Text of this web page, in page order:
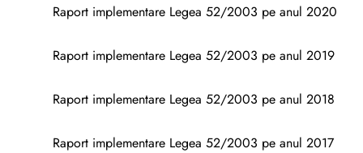
Raport implementare Legea 52/2003 pe anul 2020
Raport implementare Legea 52/2003 pe anul 2019
Raport implementare Legea 52/2003 pe anul 2018
Raport implementare Legea 52/2003 pe anul 2017